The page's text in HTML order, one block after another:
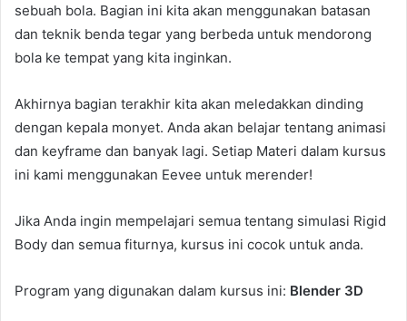
sebuah bola. Bagian ini kita akan menggunakan batasan
dan teknik benda tegar yang berbeda untuk mendorong
bola ke tempat yang kita inginkan.
Akhirnya bagian terakhir kita akan meledakkan dinding
dengan kepala monyet. Anda akan belajar tentang animasi
dan keyframe dan banyak lagi. Setiap Materi dalam kursus
ini kami menggunakan Eevee untuk merender!
Jika Anda ingin mempelajari semua tentang simulasi Rigid
Body dan semua fiturnya, kursus ini cocok untuk anda.
Program yang digunakan dalam kursus ini: Blender 3D